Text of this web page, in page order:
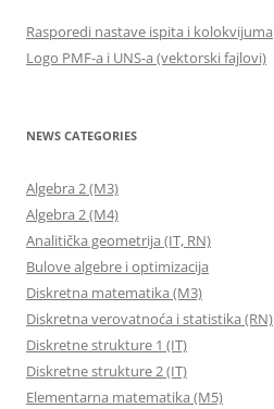
Rasporedi nastave ispita i kolokvijuma
Logo PMF-a i UNS-a (vektorski fajlovi)
NEWS CATEGORIES
Algebra 2 (M3)
Algebra 2 (M4)
Analitička geometrija (IT, RN)
Bulove algebre i optimizacija
Diskretna matematika (M3)
Diskretna verovatnoća i statistika (RN)
Diskretne strukture 1 (IT)
Diskretne strukture 2 (IT)
Elementarna matematika (M5)